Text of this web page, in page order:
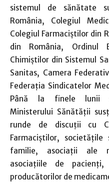
sistemul de sănătate
România, Colegiul
Colegiul Farmaciştilor din
din România, Ordinul
Chimiştilor din Sistemul
Sanitas, Camera
Federaţia Sindicatelor
Până la finele lunii
Ministerului Sănătăţii
runde de discuţii cu
Farmaciştilor,
familie, asociaţii ale
asociaţiile de pacienţi,
producătorilor de